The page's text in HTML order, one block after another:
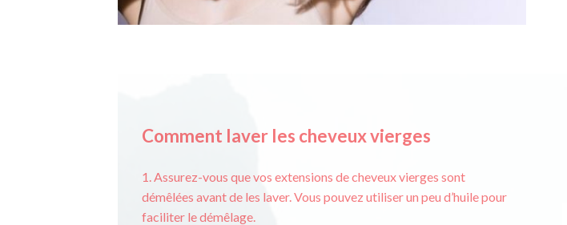
Comment laver les cheveux vierges
1. Assurez-vous que vos extensions de cheveux vierges sont
démêlées avant de les laver. Vous pouvez utiliser un peu d’huile pour
faciliter le démêlage.